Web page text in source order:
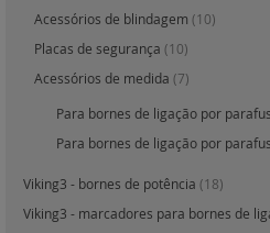
Acessórios de blindagem (10)
Placas de segurança (10)
Acessórios de medida (7)
Para bornes de ligação por
Para bornes de ligação por
Viking3 - bornes de potência (18)
Viking3 - marcadores para bornes de